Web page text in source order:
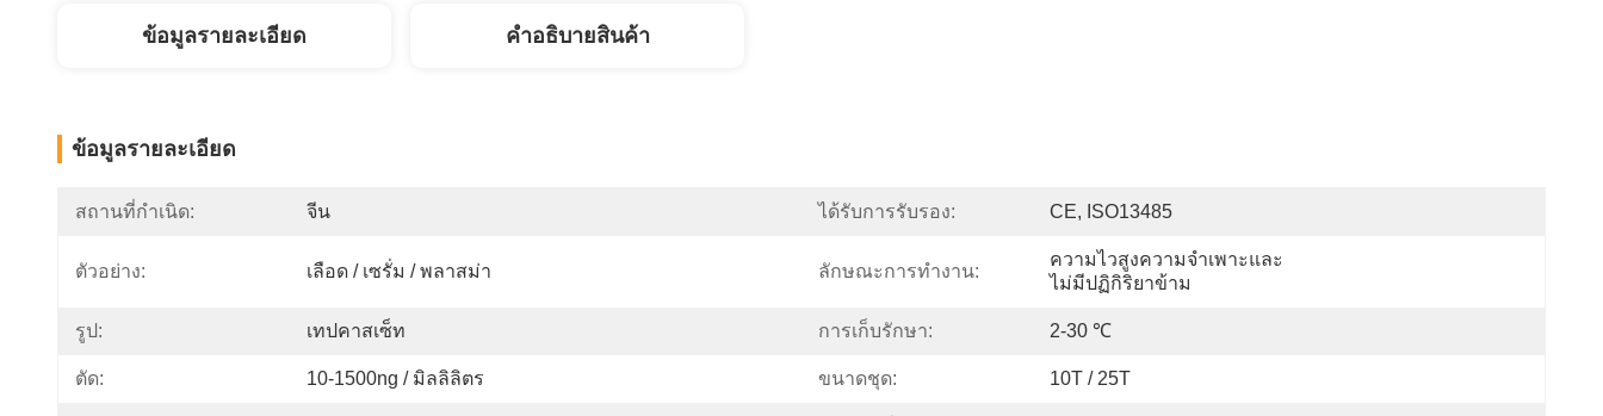
ข้อมูลรายละเอียด คําอธิบายสินค้า
ข้อมูลรายละเอียด
สถานที่กำเนิด: จีน ได้รับการรับรอง: CE, ISO13485
ตัวอย่าง: เลือด / เซรั่ม / พลาสม่า ลักษณะการทำงาน:
ความไวสูงความจำเพาะและ
ไม่มีปฏิกิริยาข้าม
รูป: เทปคาสเซ็ท การเก็บรักษา: 2-30 ℃
ตัด: 10-1500ng / มิลลิลิตร ขนาดชุด: 10T / 25T